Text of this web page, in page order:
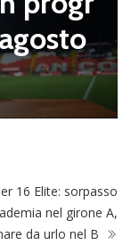
16 Elite: sorpasso
nel girone A,
da urlo nel B